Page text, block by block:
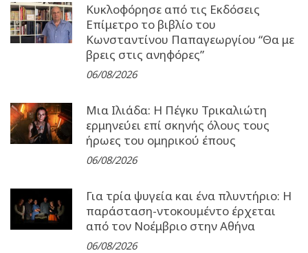
Κυκλοφόρησε από τις Εκδόσεις
Επίμετρο το βιβλίο του
Κωνσταντίνου Παπαγεωργίου “Θα με
βρεις στις ανηφόρες”
06/08/2026
Μια Ιλιάδα: H Πέγκυ Τρικαλιώτη
ερμηνεύει επί σκηνής όλους τους
ήρωες του ομηρικού έπους
06/08/2026
Για τρία ψυγεία και ένα πλυντήριο: Η
παράσταση-ντοκουμέντο έρχεται
από τον Νοέμβριο στην Αθήνα
06/08/2026